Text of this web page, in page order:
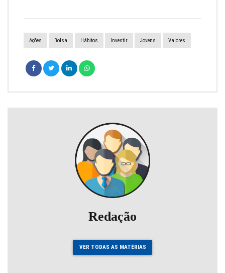
Ações Bolsa Hábitos Investir Jovens Valores
Redação
VER TODAS AS MATÉRIAS